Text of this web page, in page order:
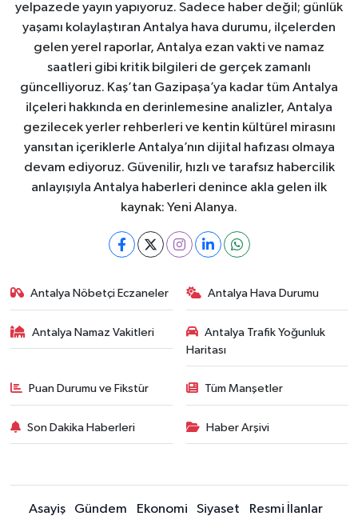
yelpazede yayın yapıyoruz. Sadece haber değil; günlük
yaşamı kolaylaştıran Antalya hava durumu, ilçelerden
gelen yerel raporlar, Antalya ezan vakti ve namaz
saatleri gibi kritik bilgileri de gerçek zamanlı
güncelliyoruz. Kaş’tan Gazipaşa’ya kadar tüm Antalya
ilçeleri hakkında en derinlemesine analizler, Antalya
gezilecek yerler rehberleri ve kentin kültürel mirasını
yansıtan içeriklerle Antalya’nın dijital hafızası olmaya
devam ediyoruz. Güvenilir, hızlı ve tarafsız habercilik
anlayışıyla Antalya haberleri denince akla gelen ilk
kaynak: Yeni Alanya.
Antalya Nöbetçi Eczaneler Antalya Hava Durumu
Antalya Namaz Vakitleri
Antalya Trafik Yoğunluk
Haritası
Puan Durumu ve Fikstür Tüm Manşetler
Son Dakika Haberleri Haber Arşivi
Asayiş Gündem Ekonomi Siyaset
Resmi İlanlar